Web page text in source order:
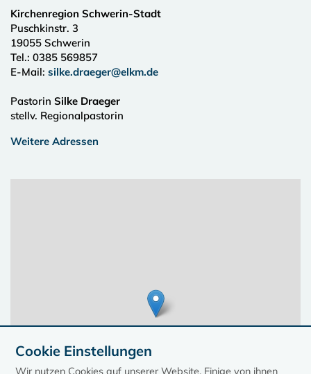
Kirchenregion Schwerin-Stadt
Puschkinstr. 3
19055 Schwerin
Tel.: 0385 569857
E-Mail: silke.draeger@elkm.de
Pastorin Silke Draeger
stellv. Regionalpastorin
Weitere Adressen
Cookie Einstellungen
Wir nutzen Cookies auf unserer Website. Einige von ihnen